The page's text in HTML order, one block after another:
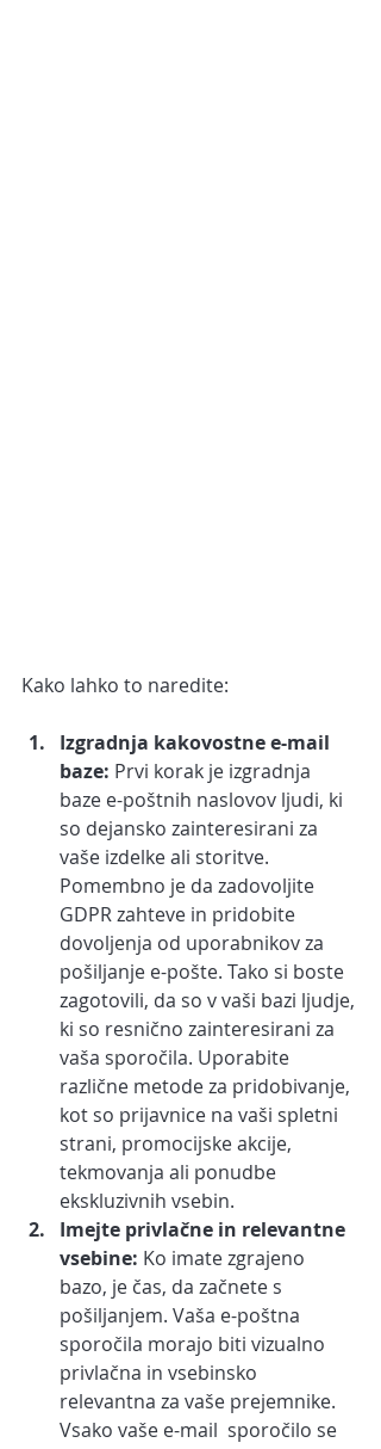
Kako lahko to naredite:
Izgradnja kakovostne e-mail
baze: Prvi korak je izgradnja
baze e-poštnih naslovov ljudi, ki
so dejansko zainteresirani za
vaše izdelke ali storitve.
Pomembno je da zadovoljite
GDPR zahteve in pridobite
dovoljenja od uporabnikov za
pošiljanje e-pošte. Tako si boste
zagotovili, da so v vaši bazi ljudje,
ki so resnično zainteresirani za
vaša sporočila. Uporabite
različne metode za pridobivanje,
kot so prijavnice na vaši spletni
strani, promocijske akcije,
tekmovanja ali ponudbe
ekskluzivnih vsebin.
Imejte privlačne in relevantne
vsebine: Ko imate zgrajeno
bazo, je čas, da začnete s
pošiljanjem. Vaša e-poštna
sporočila morajo biti vizualno
privlačna in vsebinsko
relevantna za vaše prejemnike.
Vsako vaše e-mail  sporočilo se